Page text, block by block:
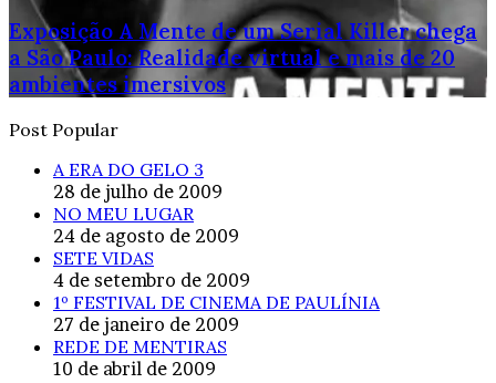
Exposição A Mente de um Serial Killer chega
a São Paulo: Realidade virtual e mais de 20
ambientes imersivos
Post Popular
A ERA DO GELO 3
28 de julho de 2009
NO MEU LUGAR
24 de agosto de 2009
SETE VIDAS
4 de setembro de 2009
1º FESTIVAL DE CINEMA DE PAULÍNIA
27 de janeiro de 2009
REDE DE MENTIRAS
10 de abril de 2009